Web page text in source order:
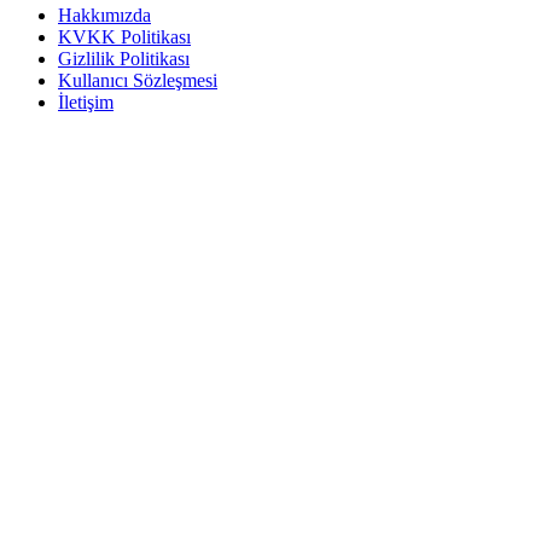
Hakkımızda
KVKK Politikası
Gizlilik Politikası
Kullanıcı Sözleşmesi
İletişim